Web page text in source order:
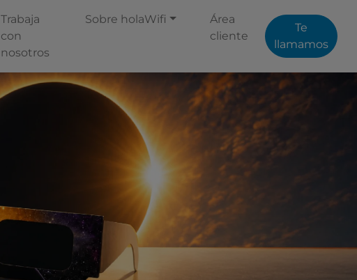
Trabaja
con
nosotros
Sobre holaWifi
Área
cliente
Te
llamamos